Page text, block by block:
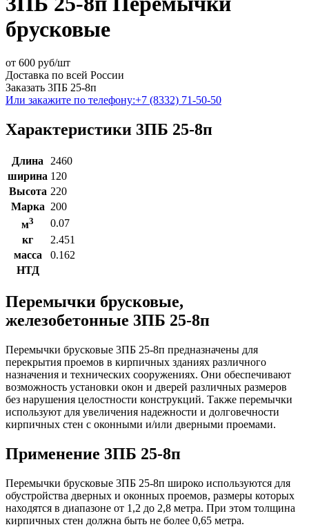
брусковые
от 600 руб/шт
Доставка по всей России
Заказать 3ПБ 25-8п
Или закажите по телефону:+7 (8332) 71-50-50
Характеристики 3ПБ 25-8п
Длина
2460
ширина 120
Высота 220
Марка 200
м3
0.07
кг
2.451
масса
0.162
НТД
Перемычки брусковые,
железобетонные 3ПБ 25-8п
Перемычки брусковые 3ПБ 25-8п предназначены для
перекрытия проемов в кирпичных зданиях различного
назначения и технических сооружениях. Они обеспечивают
возможность установки окон и дверей различных размеров
без нарушения целостности конструкций. Также перемычки
используют для увеличения надежности и долговечности
кирпичных стен с оконными и/или дверными проемами.
Применение 3ПБ 25-8п
Перемычки брусковые 3ПБ 25-8п широко используются для
обустройства дверных и оконных проемов, размеры которых
находятся в диапазоне от 1,2 до 2,8 метра. При этом толщина
кирпичных стен должна быть не более 0,65 метра.